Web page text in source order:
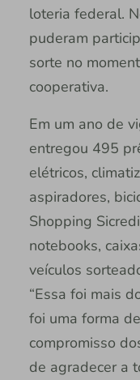
loteria federal.
puderam
sorte no
cooperativa.
Em um ano de
entregou 495
elétricos,
aspiradores,
Shopping
notebooks,
veículos
“Essa foi mais
foi uma forma
compromisso
de agradecer a